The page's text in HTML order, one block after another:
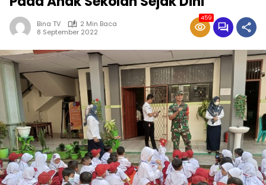
Bina TV
2 Min Baca
8 September 2022
459